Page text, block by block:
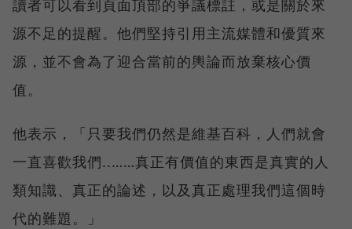
讀者可以看到頁面頂部的爭議標註，或是關於來
源不足的提醒。他們堅持引用主流媒體和優質來
源，並不會為了迎合當前的輿論而放棄核心價
值。
他表示，「只要我們仍然是維基百科，人們就會
一直喜歡我們..……真正有價值的東西是真實的人
類知識、真正的論述，以及真正處理我們這個時
代的難題。」